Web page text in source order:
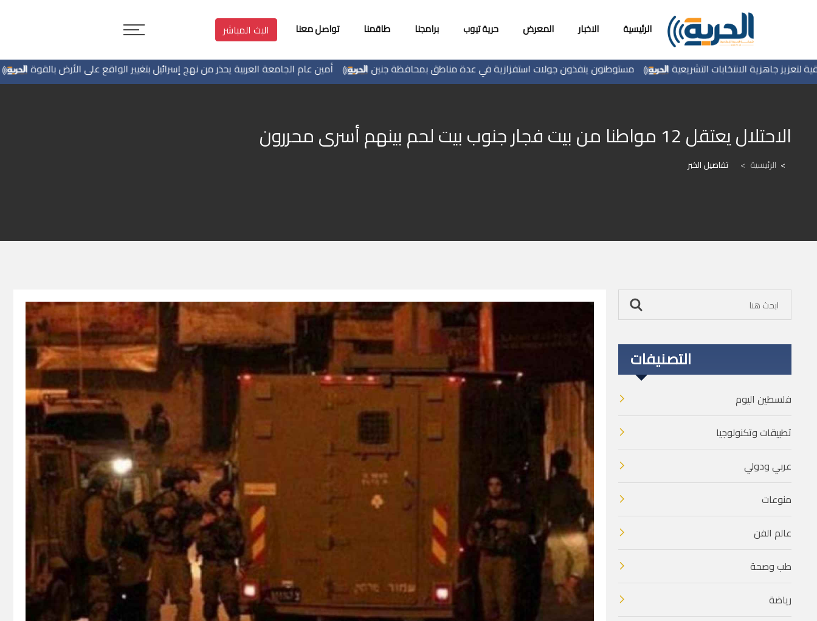
الرئيسية الاخبار المعرض حرية تيوب برامجنا طاقمنا تواصل معنا البث المباشر
أمين عام الجامعة العربية يحذر من نهج إسرائيل بتغيير الواقع على الأرض بالقوة مستوطنون ينفذون جولات استفزازية في عدة مناطق بمحافظة جنين جاهزية الانتخابات التشريعية
الاحتلال يعتقل 12 مواطنا من بيت فجار جنوب بيت لحم بينهم أسرى محررون
الرئيسية > تفاصيل الخبر
التصنيفات
فلسطين اليوم
تطبيقات وتكنولوجيا
عربي ودولي
منوعات
عالم الفن
طب وصحة
رياضة